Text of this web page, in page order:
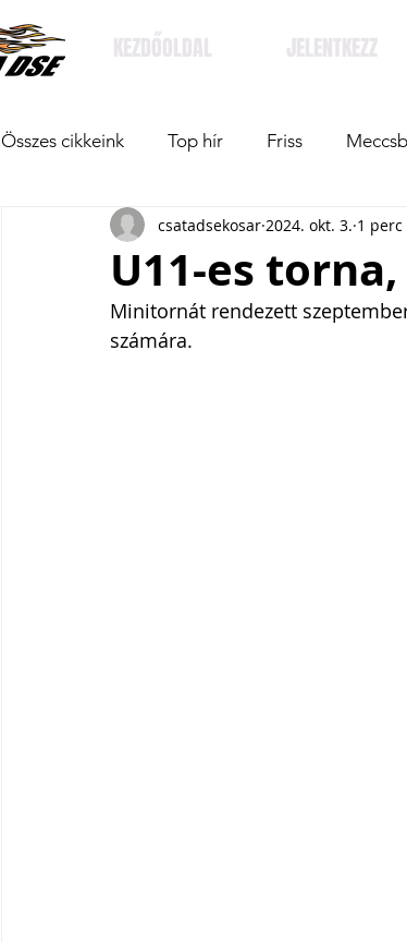
KEZDŐOLDAL JELENTKEZZ
Összes cikkeink Top hír Friss
U11-es
csatadsekosar 2024. okt. 3. 1 perc
Minitornát rendezett
számára.